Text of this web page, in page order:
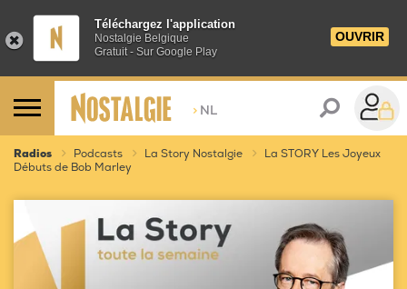
Téléchargez l'application
Nostalgie Belgique
Gratuit - Sur Google Play
OUVRIR
> NL
Radios Podcasts La Story Nostalgie
La STORY Les Joyeux
Débuts de Bob Marley